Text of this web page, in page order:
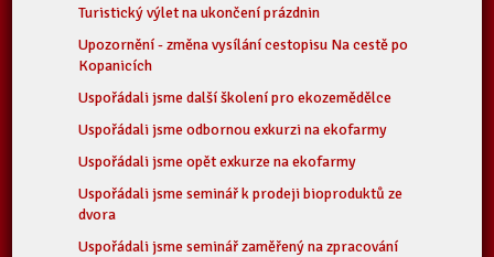
Turistický výlet na ukončení prázdnin
Upozornění - změna vysílání cestopisu Na cestě po
Kopanicích
Uspořádali jsme další školení pro ekozemědělce
Uspořádali jsme odbornou exkurzi na ekofarmy
Uspořádali jsme opět exkurze na ekofarmy
Uspořádali jsme seminář k prodeji bioproduktů ze
dvora
Uspořádali jsme seminář zaměřený na zpracování